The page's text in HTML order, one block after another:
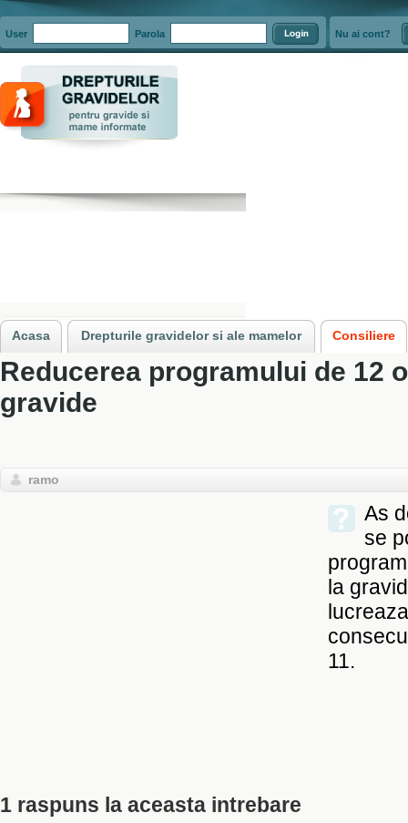
Acasa » Program redus de lucru pentru gravide Reducerea
Reducerea programului de 12
gravide
ramo
As
se
la
11.
1 raspuns la aceasta intrebare
User Parola Nu ai cont?
Acasa Drepturile gravidelor si ale mamelor Consiliere